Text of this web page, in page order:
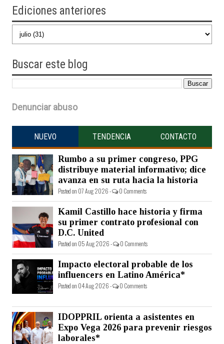
Ediciones anteriores
Buscar este blog
Denunciar abuso
NUEVO TENDENCIA CONTACTO
Rumbo a su primer congreso, PPG
distribuye material informativo; dice
avanza en su ruta hacia la historia
Posted on 07 Aug 2026 - 0 Comments
Kamil Castillo hace historia y firma
su primer contrato profesional con
D.C. United
Posted on 05 Aug 2026 - 0 Comments
Impacto electoral probable de los
influencers en Latino América*
Posted on 04 Aug 2026 - 0 Comments
IDOPPRIL orienta a asistentes en
Expo Vega 2026 para prevenir riesgos
laborales*